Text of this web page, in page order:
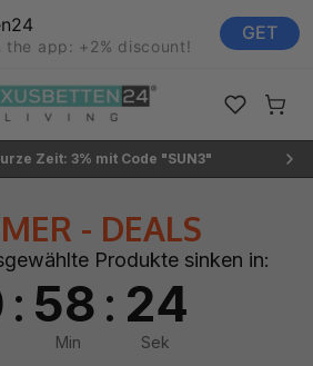
the app: +2% discount!
GET
Favoriten
Kostenlose Lieferung
- DEALS
Produkte sinken in:
: 58 : 21
Min Sek